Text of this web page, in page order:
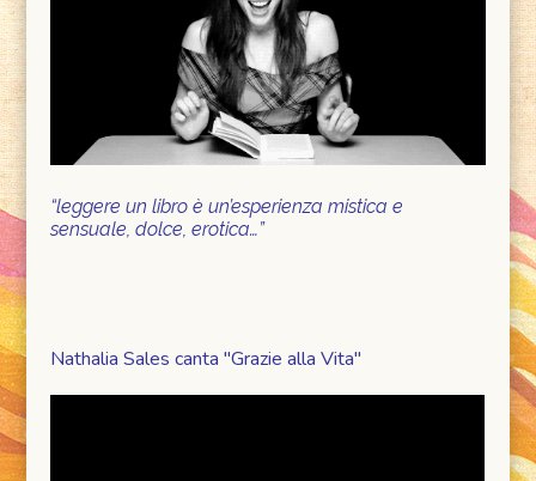
“leggere un libro è un’esperienza mistica e
sensuale, dolce, erotica…”
Nathalia Sales canta "Grazie alla Vita"